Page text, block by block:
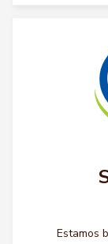
Estamos